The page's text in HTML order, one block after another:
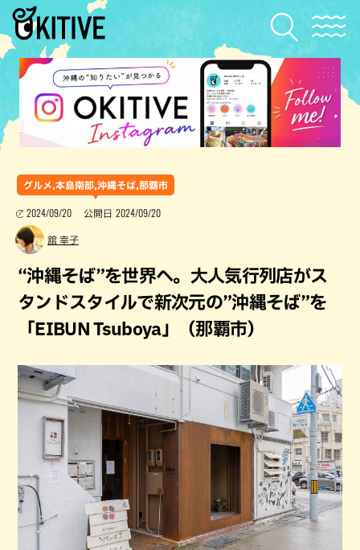
グルメ,本島南部,沖縄そば,那覇市
2024/09/20 公開日 2024/09/20
舘 幸子
“沖縄そば”を世界へ。大人気行列店がス
タンドスタイルで新次元の”沖縄そば”を
「EIBUN Tsuboya」（那覇市）